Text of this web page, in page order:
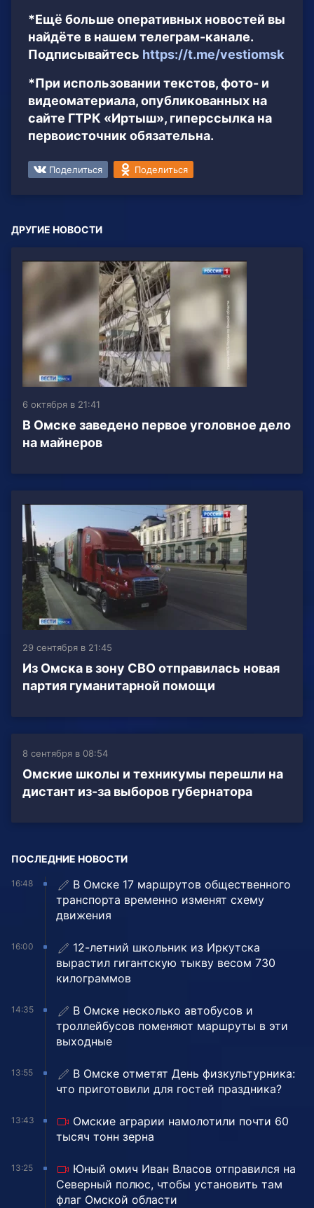
*Ещё больше оперативных новостей вы
найдёте в нашем телеграм-канале.
Подписывайтесь https://t.me/vestiomsk
*При использовании текстов, фото- и
видеоматериала, опубликованных на
сайте ГТРК «Иртыш», гиперссылка на
первоисточник обязательна.
Поделиться Поделиться
ДРУГИЕ НОВОСТИ
6 октября в 21:41
В Омске заведено первое уголовное дело
на майнеров
29 сентября в 21:45
Из Омска в зону СВО отправилась новая
партия гуманитарной помощи
8 сентября в 08:54
Омские школы и техникумы перешли на
дистант из-за выборов губернатора
ПОСЛЕДНИЕ НОВОСТИ
16:48
В Омске 17 маршрутов общественного
транспорта временно изменят схему
движения
16:00
12-летний школьник из Иркутска
вырастил гигантскую тыкву весом 730
килограммов
14:35
В Омске несколько автобусов и
троллейбусов поменяют маршруты в эти
выходные
13:55
В Омске отметят День физкультурника:
что приготовили для гостей праздника?
13:43
Омские аграрии намолотили почти 60
тысяч тонн зерна
13:25
Юный омич Иван Власов отправился на
Северный полюс, чтобы установить там
флаг Омской области